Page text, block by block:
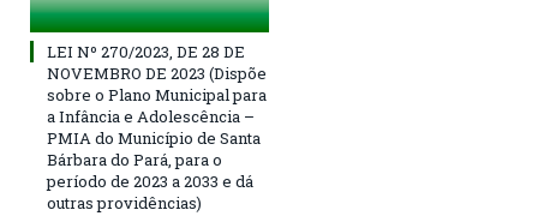
LEI Nº 270/2023, DE 28 DE
NOVEMBRO DE 2023 (Dispõe
sobre o Plano Municipal para
a Infância e Adolescência –
PMIA do Município de Santa
Bárbara do Pará, para o
período de 2023 a 2033 e dá
outras providências)